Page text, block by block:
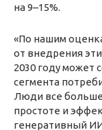
на 9–15%.
«По нашим
от внедрения
2030 году может
сегмента
Люди все больше
простоте и
генеративный